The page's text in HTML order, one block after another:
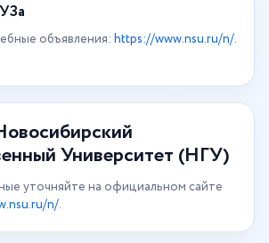
объявления: https://www.nsu.ru/n/.
Университет (НГУ)
уточняйте на официальном сайте
n/.